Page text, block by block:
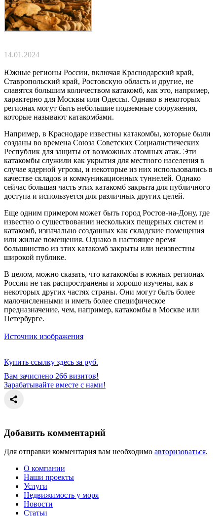
14.01.2024
Южные регионы России, включая Краснодарский край,
Ставропольский край, Ростовскую область и другие, не
славятся большим количеством катакомб, как это, например,
характерно для Москвы или Одессы. Однако в некоторых
регионах могут быть небольшие подземные сооружения,
которые называют катакомбами.
Например, в Краснодаре известны катакомбы, которые были
созданы во времена Союза Советских Социалистических
Республик для защиты от возможных атомных атак. Эти
катакомбы служили как укрытия для местного населения в
случае ядерной угрозы, и некоторые из них использовались в
качестве складов и коммуникационных туннелей. Однако
сейчас большая часть этих катакомб закрыта для публичного
доступа и используется для различных других целей.
Еще одним примером может быть город Ростов-на-Дону, где
известно о существовании нескольких пещерных систем и
катакомб, изначально созданных как складские помещения
или жилые помещения. Однако в настоящее время
большинство из этих катакомб закрыты или неизвестны
широкой публике.
В целом, можно сказать, что катакомбы в южных регионах
России не так распространены и хорошо изучены, как в
некоторых других частях страны. Они могут быть более
малочисленными и иметь более специфическое
предназначение, чем, например, катакомбы в Москве или
Петербурге.
Источник изображения
Купить ссылку здесь за руб.
Вам зачислено 266 визитов!
Зарабатывайте вместе с нами!
Добавить комментарий
Для отправки комментария вам необходимо авторизоваться.
О компании
Наши проекты
Услуги
Недвижимость у моря
Новости
Статьи